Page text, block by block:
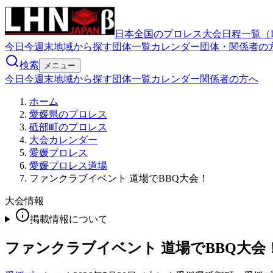
日本全国のプロレス大会日程一覧（
今日 今週末地域から探す団体一覧カレンダー団体・関係者の
検索
メニュー
今日 今週末地域から探す団体一覧カレンダー関係者の方へ
ホーム
愛媛県のプロレス
砥部町のプロレス
大会カレンダー
愛媛プロレス
愛媛プロレス道場
ファンクラブイベント 道場でBBQ大会！
大会情報
掲載情報について
ファンクラブイベント 道場でBBQ大会